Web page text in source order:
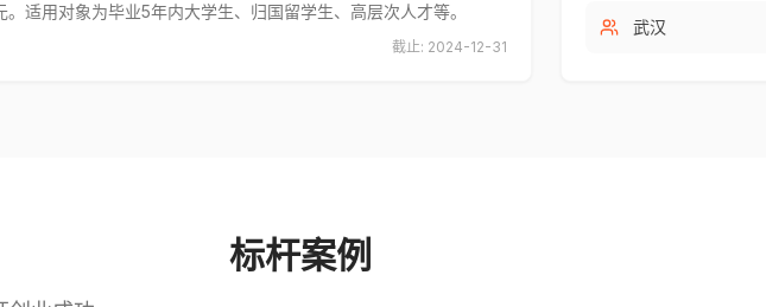
适用对象为毕业5年内大学生、归国留学生、高层次人才等。
截止: 2024-12-31
武汉
标杆案例